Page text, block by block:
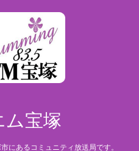
ム宝塚
にあるコミュニティ放送局です。